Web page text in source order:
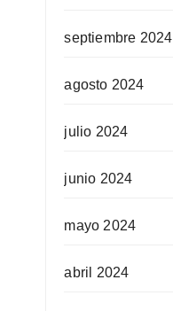
septiembre 2024
agosto 2024
julio 2024
junio 2024
mayo 2024
abril 2024